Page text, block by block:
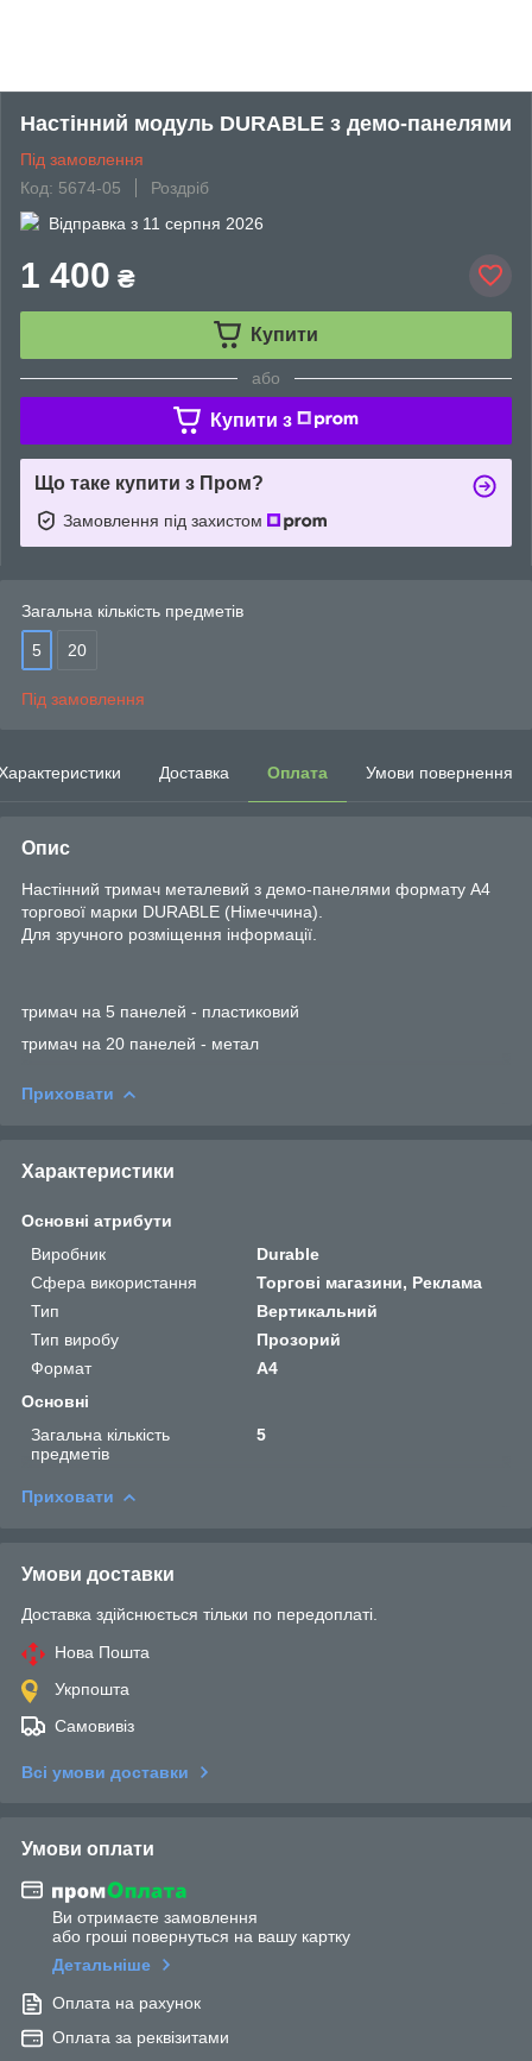
Настінний модуль DURABLE з демо-панелями
Під замовлення
Код: 5674-05
Роздріб
Відправка з 11 серпня 2026
1 400 ₴
Купити
або
Купити з
Що таке купити з Пром?
Замовлення під захистом
Загальна кількість предметів
5 20
Під замовлення
Доставка Оплата Умови повернення
Опис
Настінний тримач металевий з демо-панелями формату А4
торгової марки DURABLE (Німеччина).
Для зручного розміщення інформації.
тримач на 5 панелей - пластиковий
тримач на 20 панелей - метал
Приховати
Характеристики
Основні атрибути
Виробник
Durable
Сфера використання
Торгові магазини, Реклама
Тип
Вертикальний
Тип виробу
Прозорий
Формат
A4
Основні
Загальна кількість
предметів
5
Приховати
Умови доставки
Доставка здійснюється тільки по передоплаті.
Нова Пошта
Укрпошта
Самовивіз
Всі умови доставки
Умови оплати
Ви отримаєте замовлення
або гроші повернуться на вашу картку
Детальніше
Оплата на рахунок
Оплата за реквізитами